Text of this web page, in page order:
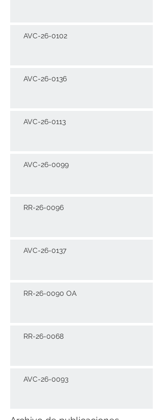
AVC-26-0102
AVC-26-0136
AVC-26-0113
AVC-26-0099
RR-26-0096
AVC-26-0137
RR-26-0090 OA
RR-26-0068
AVC-26-0093